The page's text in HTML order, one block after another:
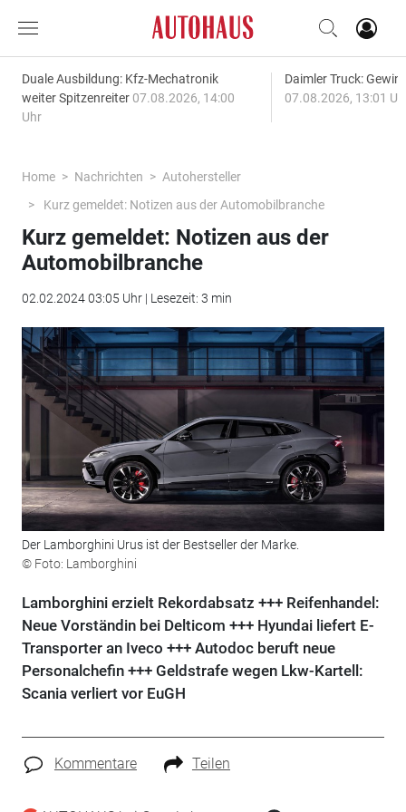
Duale Ausbildung: Kfz-Mechatronik
weiter Spitzenreiter 07.08.2026, 14:00
Uhr
Daimler Truck:
07.08.2026, 13:01
Home Nachrichten
Autohersteller
Kurz gemeldet: Notizen aus der Automobilbranche
Kurz gemeldet: Notizen aus der
Automobilbranche
02.02.2024 03:05 Uhr | Lesezeit: 3 min
Der Lamborghini Urus ist der Bestseller der Marke.
© Foto: Lamborghini
Lamborghini erzielt Rekordabsatz +++ Reifenhandel:
Neue Vorständin bei Delticom +++ Hyundai liefert E-
Transporter an Iveco +++ Autodoc beruft neue
Personalchefin +++ Geldstrafe wegen Lkw-Kartell:
Scania verliert vor EuGH
Kommentare Teilen